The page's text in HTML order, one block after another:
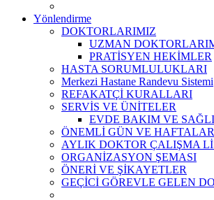
Yönlendirme
DOKTORLARIMIZ
UZMAN
PRATİSYEN HEKİMLER
HASTA SORUMLULUKLARI
Merkezi Hastane Randevu Sistemi
REFAKATÇİ KURALLARI
SERVİS VE ÜNİTELER
EVDE BAKIM VE
ÖNEMLİ GÜN VE HAFTALAR
AYLIK DOKTOR ÇALIŞMA
ORGANİZASYON ŞEMASI
ÖNERİ VE ŞİKAYETLER
GEÇİCİ GÖREVLE GELEN